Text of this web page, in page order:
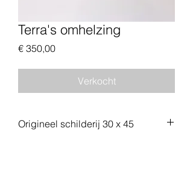
Terra's omhelzing
€ 350,00Prijs
Verkocht
Origineel schilderij 30 x 45